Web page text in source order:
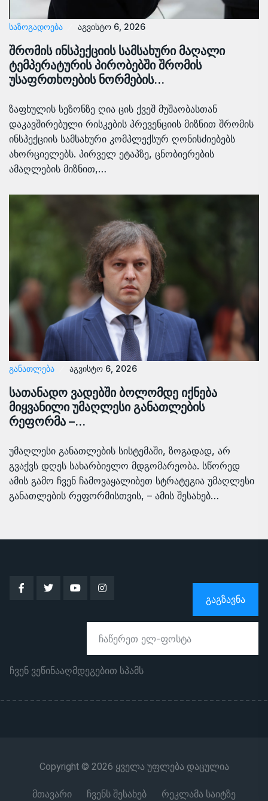
ᲡᲐᲖᲝᲒᲐᲓᲝᲔᲑᲐ აგვისტო 6, 2026
შრომის ინსპექციის სამსახური მაღალი
ტემპერატურის პირობებში შრომის
უსაფრთხოების ნორმების…
ზაფხულის სეზონზე ღია ცის ქვეშ მუშაობასთან
დაკავშირებული რისკების პრევენციის მიზნით შრომის
ინსპექციის სამსახური კომპლექსურ ღონისძიებებს
ახორციელებს. პირველ ეტაპზე, ცნობიერების
ამაღლების მიზნით,…
ᲒᲐᲜᲐᲗᲚᲔᲑᲐ აგვისტო 6, 2026
სათანადო ვადებში ბოლომდე იქნება
მიყვანილი უმაღლესი განათლების
რეფორმა –…
უმაღლესი განათლების სისტემაში, ზოგადად, არ
გვაქვს დღეს სახარბიელო მდგომარეობა. სწორედ
ამის გამო ჩვენ ჩამოვაყალიბეთ სტრატეგია უმაღლესი
განათლების რეფორმისთვის, – ამის შესახებ…
ᲒᲐᲒᲖᲐᲕᲜᲐ
ჩვენ ვეწინააღმდეგებით სპამს
Copyright © 2026 ყველა უფლება დაცულია
მთავარი
ჩვენს შესახებ რეკლამა საიტზე